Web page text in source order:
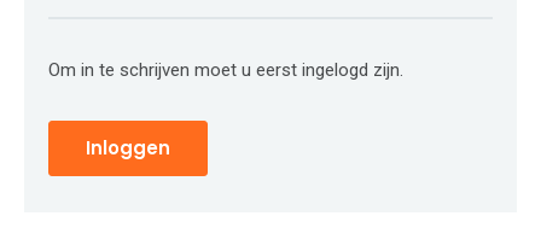
Om in te schrijven moet u eerst ingelogd zijn.
Inloggen